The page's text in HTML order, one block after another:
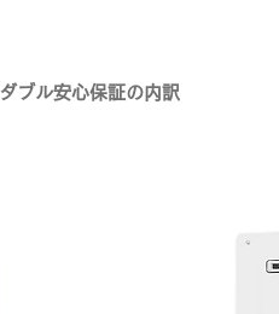
​ダブル安心保証の内訳